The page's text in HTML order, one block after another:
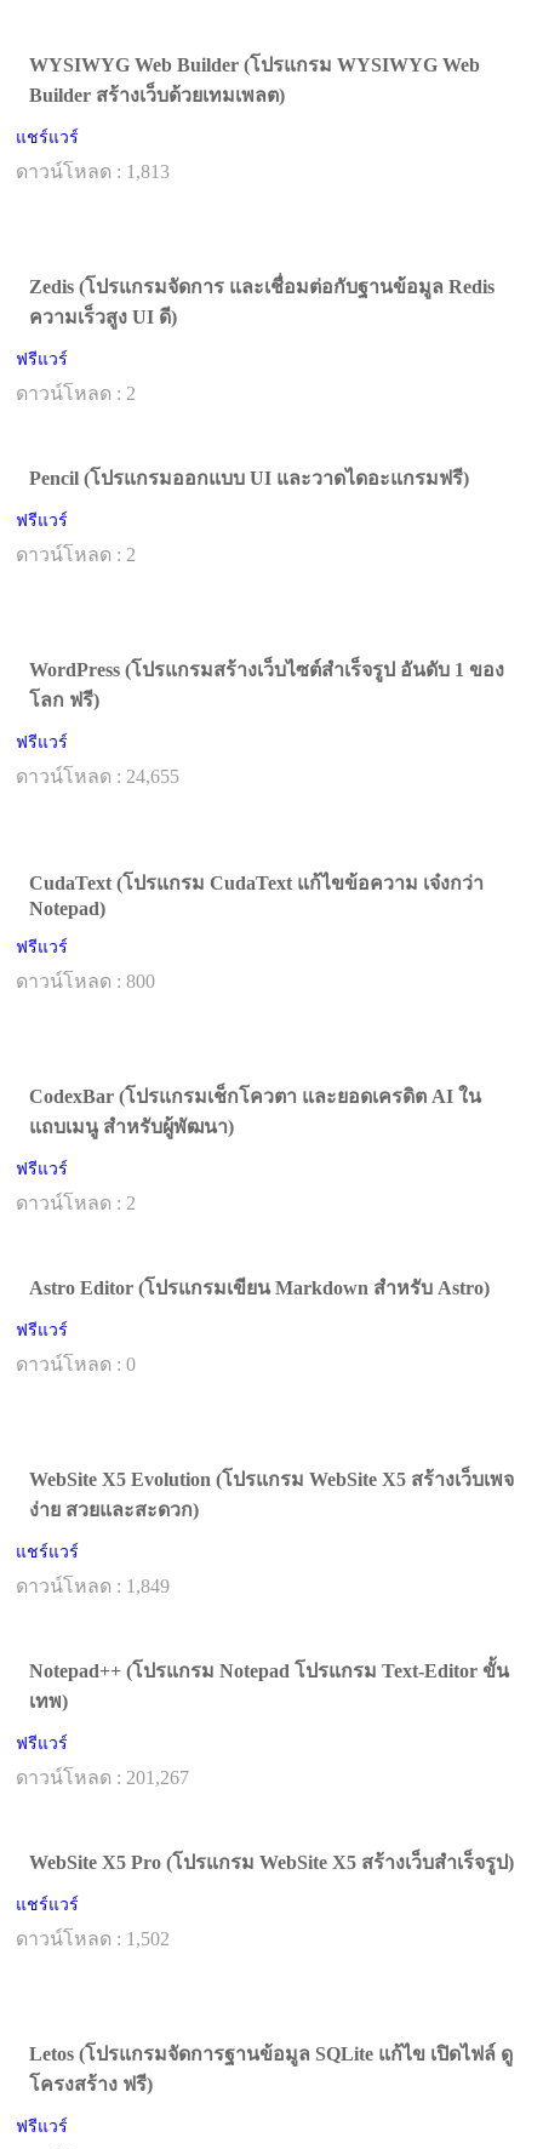
WYSIWYG Web Builder (โปรแกรม WYSIWYG Web
Builder สร้างเว็บด้วยเทมเพลต)
แชร์แวร์
ดาวน์โหลด : 1,813
Zedis (โปรแกรมจัดการ และเชื่อมต่อกับฐานข้อมูล Redis
ความเร็วสูง UI ดี)
ฟรีแวร์
ดาวน์โหลด : 2
Pencil (โปรแกรมออกแบบ UI และวาดไดอะแกรมฟรี)
ฟรีแวร์
ดาวน์โหลด : 2
WordPress (โปรแกรมสร้างเว็บไซต์สำเร็จรูป อันดับ 1 ของ
โลก ฟรี)
ฟรีแวร์
ดาวน์โหลด : 24,655
CudaText (โปรแกรม CudaText แก้ไขข้อความ เจ๋งกว่า
Notepad)
ฟรีแวร์
ดาวน์โหลด : 800
CodexBar (โปรแกรมเช็กโควตา และยอดเครดิต AI ใน
แถบเมนู สำหรับผู้พัฒนา)
ฟรีแวร์
ดาวน์โหลด : 2
Astro Editor (โปรแกรมเขียน Markdown สำหรับ Astro)
ฟรีแวร์
ดาวน์โหลด : 0
WebSite X5 Evolution (โปรแกรม WebSite X5 สร้างเว็บเพจ
ง่าย สวยและสะดวก)
แชร์แวร์
ดาวน์โหลด : 1,849
Notepad++ (โปรแกรม Notepad โปรแกรม Text-Editor ขั้น
เทพ)
ฟรีแวร์
ดาวน์โหลด : 201,267
WebSite X5 Pro (โปรแกรม WebSite X5 สร้างเว็บสำเร็จรูป)
แชร์แวร์
ดาวน์โหลด : 1,502
Letos (โปรแกรมจัดการฐานข้อมูล SQLite แก้ไข เปิดไฟล์ ดู
โครงสร้าง ฟรี)
ฟรีแวร์